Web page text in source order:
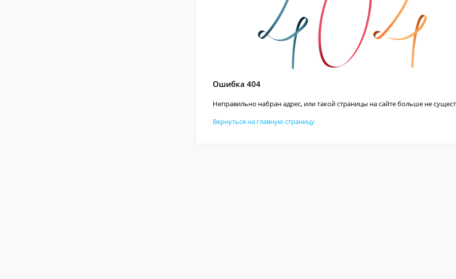
Ошибка 404
Неправильно набран адрес, или такой страницы на сайте больше не
Вернуться на главную страницу